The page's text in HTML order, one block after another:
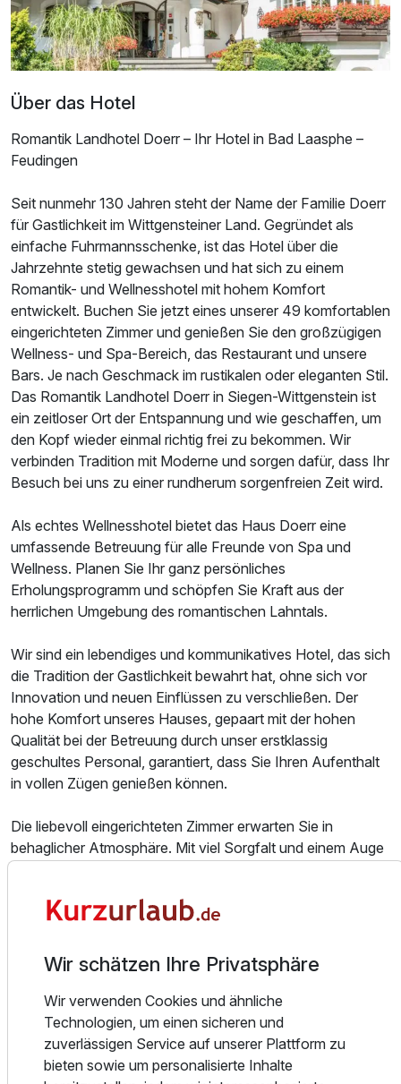
Über das Hotel
Romantik Landhotel Doerr – Ihr Hotel in Bad Laasphe –
Feudingen
Seit nunmehr 130 Jahren steht der Name der Familie Doerr
für Gastlichkeit im Wittgensteiner Land. Gegründet als
einfache Fuhrmannsschenke, ist das Hotel über die
Jahrzehnte stetig gewachsen und hat sich zu einem
Romantik- und Wellnesshotel mit hohem Komfort
entwickelt. Buchen Sie jetzt eines unserer 49 komfortablen
eingerichteten Zimmer und genießen Sie den großzügigen
Wellness- und Spa-Bereich, das Restaurant und unsere
Bars. Je nach Geschmack im rustikalen oder eleganten Stil.
Das Romantik Landhotel Doerr in Siegen-Wittgenstein ist
ein zeitloser Ort der Entspannung und wie geschaffen, um
den Kopf wieder einmal richtig frei zu bekommen. Wir
verbinden Tradition mit Moderne und sorgen dafür, dass Ihr
Besuch bei uns zu einer rundherum sorgenfreien Zeit wird.
Als echtes Wellnesshotel bietet das Haus Doerr eine
umfassende Betreuung für alle Freunde von Spa und
Wellness. Planen Sie Ihr ganz persönliches
Erholungsprogramm und schöpfen Sie Kraft aus der
herrlichen Umgebung des romantischen Lahntals.
Wir sind ein lebendiges und kommunikatives Hotel, das sich
die Tradition der Gastlichkeit bewahrt hat, ohne sich vor
Innovation und neuen Einflüssen zu verschließen. Der
hohe Komfort unseres Hauses, gepaart mit der hohen
Qualität bei der Betreuung durch unser erstklassig
geschultes Personal, garantiert, dass Sie Ihren Aufenthalt
in vollen Zügen genießen können.
Die liebevoll eingerichteten Zimmer erwarten Sie in
behaglicher Atmosphäre. Mit viel Sorgfalt und einem Auge
Arrangements erhalten Sie bei der Anreise automatisch
Zimmer. Die besonders großzügig ausgelegten
Landhauszimmer verfügen alle über einen sonnigen Balkon
oder Terrassenzugang. Der richtige Freiraum um sich
ausgiebig zu erholen. Alle Zimmer und öffentlichen
Bereiche im Romantik Landhotel Doerr sind
nichtraucherfreundlich.
Wir schätzen Ihre Privatsphäre
Wir verwenden Cookies und ähnliche
Technologien, um einen sicheren und
zuverlässigen Service auf unserer Plattform zu
bieten sowie um personalisierte Inhalte